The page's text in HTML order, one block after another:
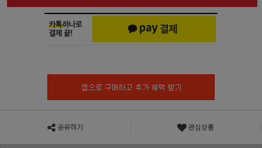
공유하기 관심상품